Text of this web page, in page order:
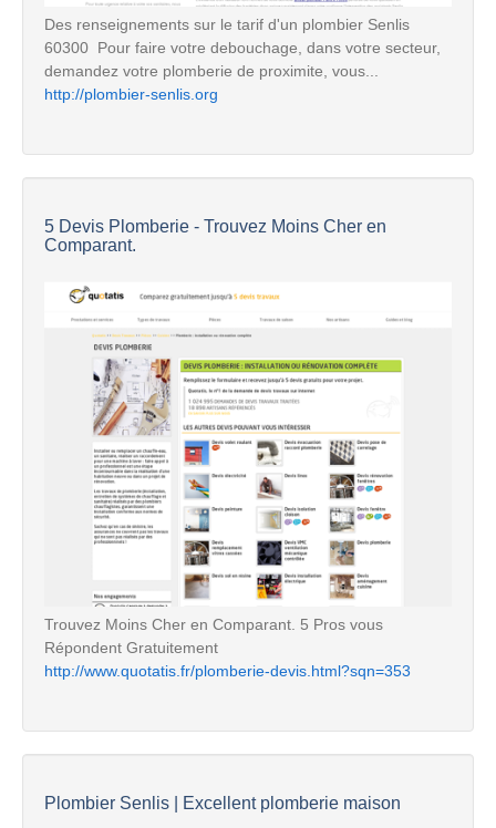
Des renseignements sur le tarif d'un plombier Senlis
60300  Pour faire votre debouchage, dans votre secteur,
demandez votre plomberie de proximite, vous...
http://plombier-senlis.org
5 Devis Plomberie - Trouvez Moins Cher en
Comparant.
Trouvez Moins Cher en Comparant. 5 Pros vous
Répondent Gratuitement
http://www.quotatis.fr/plomberie-devis.html?sqn=353
Plombier Senlis | Excellent plomberie maison